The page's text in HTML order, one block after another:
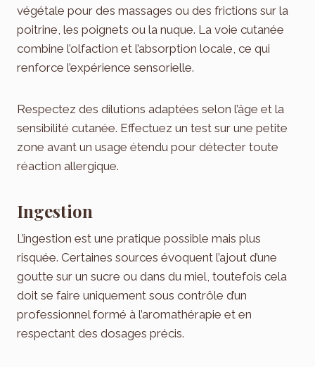
végétale pour des massages ou des frictions sur la
poitrine, les poignets ou la nuque. La voie cutanée
combine l’olfaction et l’absorption locale, ce qui
renforce l’expérience sensorielle.
Respectez des dilutions adaptées selon l’âge et la
sensibilité cutanée. Effectuez un test sur une petite
zone avant un usage étendu pour détecter toute
réaction allergique.
Ingestion
L’ingestion est une pratique possible mais plus
risquée. Certaines sources évoquent l’ajout d’une
goutte sur un sucre ou dans du miel, toutefois cela
doit se faire uniquement sous contrôle d’un
professionnel formé à l’aromathérapie et en
respectant des dosages précis.